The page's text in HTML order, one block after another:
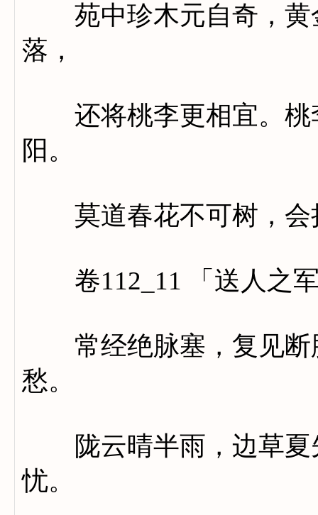
苑中珍木元自奇，黄
落，
还将桃李更相宜。桃
阳。
莫道春花不可树，会
卷112_11 「送人之
常经绝脉塞，复见断
愁。
陇云晴半雨，边草夏
忧。